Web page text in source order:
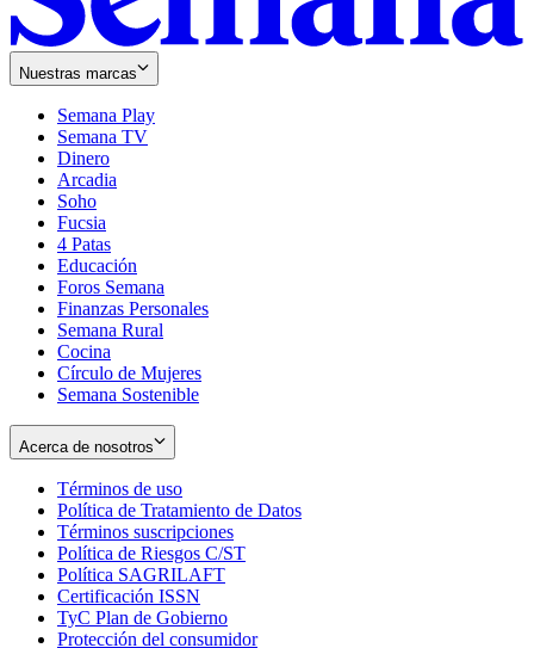
Nuestras marcas
Semana Play
Semana TV
Dinero
Arcadia
Soho
in
new
window
Fucsia
in
new
window
4 Patas
Educación
Foros Semana
Finanzas Personales
Semana Rural
Cocina
Círculo de Mujeres
Semana Sostenible
Acerca de nosotros
Términos de uso
in
new
window
Política de Tratamiento de Datos
Términos suscripciones
in
Política de Riesgos C/ST
Política SAGRILAFT
new
window
Certificación ISSN
in
new
TyC Plan de Gobierno
in
Protección del consumidorOpens